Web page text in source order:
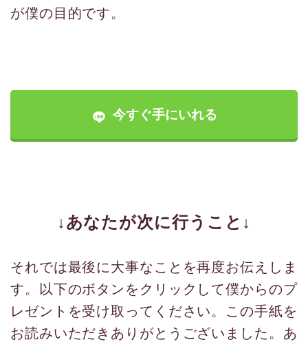
が僕の目的です。
今すぐ手にいれる
↓あなたが次に行うこと↓
それでは最後に大事なことを再度お伝えしま
す。以下のボタンをクリックして僕からのプ
レゼントを受け取ってください。この手紙を
お読みいただきありがとうございました。あ